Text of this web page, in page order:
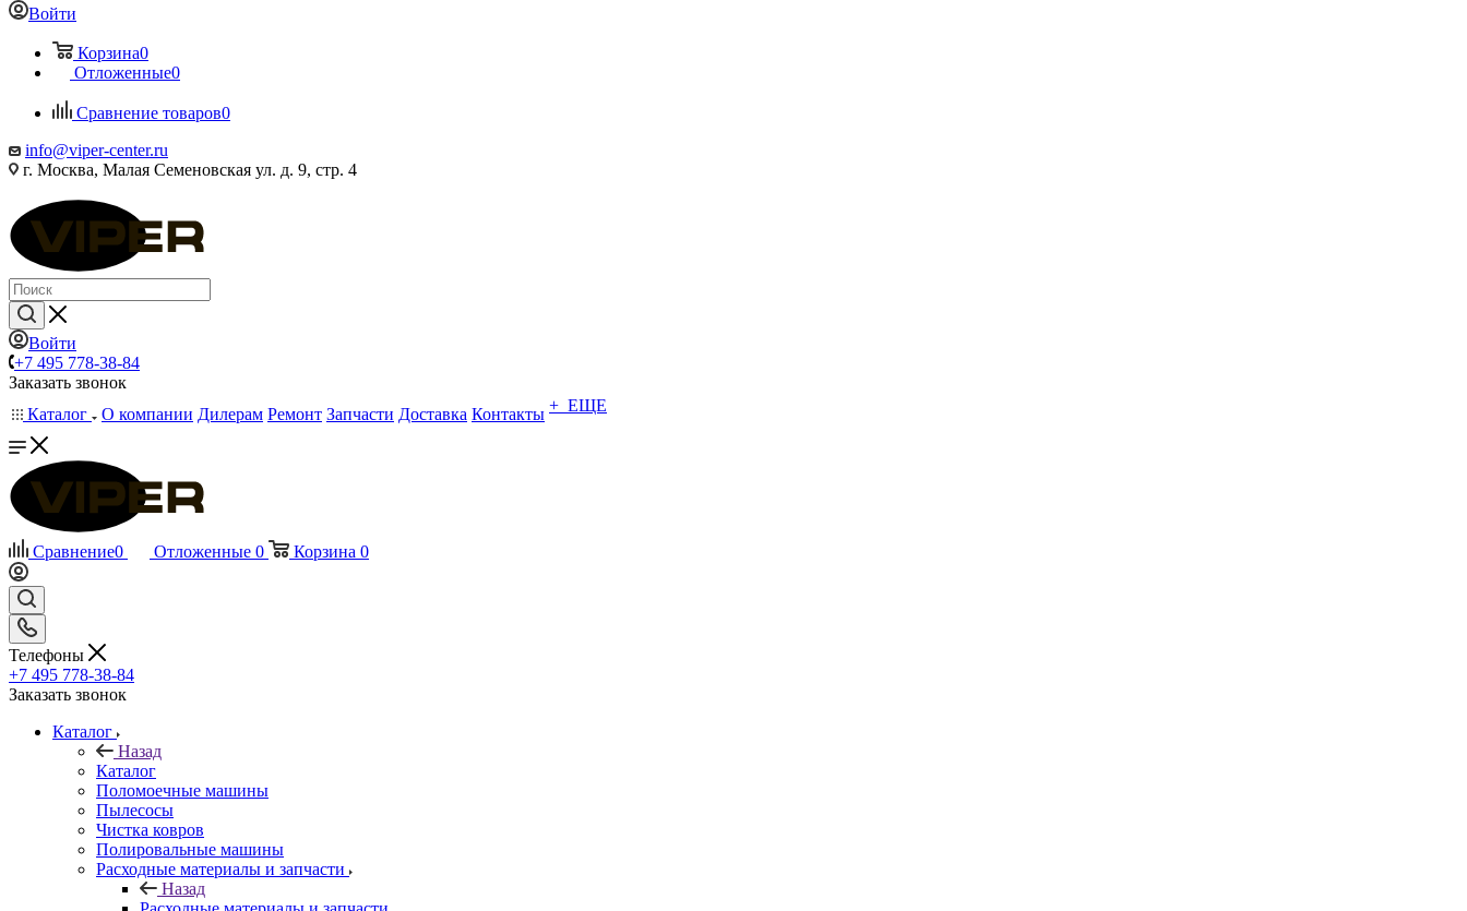
Войти
Корзина0
Отложенные0
Сравнение товаров0
info@viper-center.ru
г. Москва, Малая Семеновская ул. д. 9, стр. 4
Войти
+7 495 778-38-84
Заказать звонок
Каталог
О компании Дилерам Ремонт Запчасти Доставка Контакты + ЕЩЕ
Сравнение0 Отложенные 0 Корзина 0
Телефоны
+7 495 778-38-84
Заказать звонок
Каталог
Назад
Каталог
Поломоечные машины
Пылесосы
Чистка ковров
Полировальные машины
Расходные материалы и запчасти
Назад